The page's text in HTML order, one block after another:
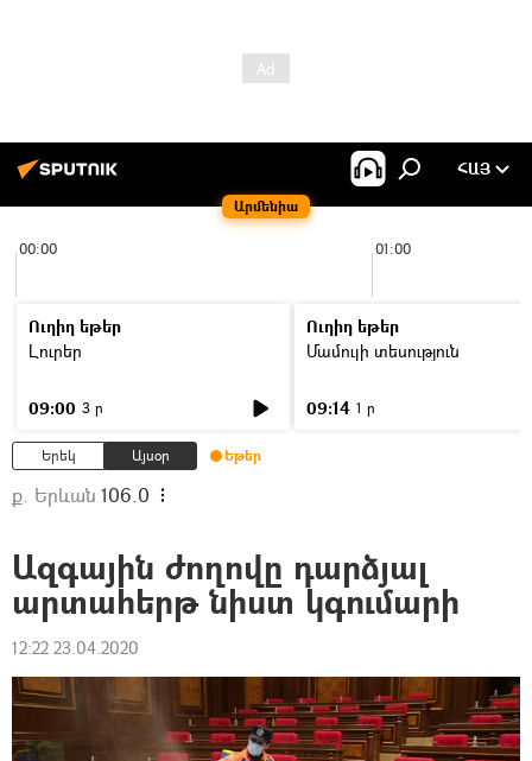
Արմենիա
ՀԱՅ
00:00 01:00
Ուղիղ եթեր
Լուրեր
09:00 3 ր
Ուղիղ եթեր
Մամուլի տեսություն
09:14 1 ր
Երեկ Այսօր Եթեր
ք. Երևան 106.0
Ազգային ժողովը դարձյալ
արտահերթ նիստ կգումարի
12:22 23.04.2020